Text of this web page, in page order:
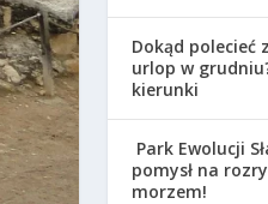
Dokąd polecieć
urlop w
kierunki
Park Ewolucji
pomysł na
morzem!